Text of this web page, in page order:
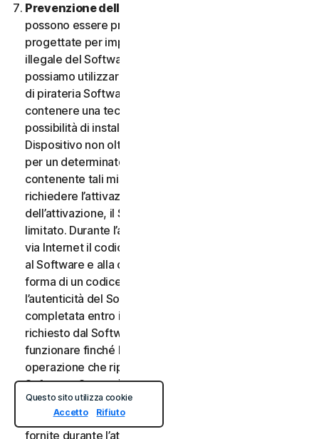
Prevenzione della pirateria software.
possono essere presenti misure tecnologiche
progettate per impedire l’utilizzo senza licenza o
illegale del Software. L’Utente accetta che noi
possiamo utilizzare tali misure per proteggerci da atti
di pirateria Software (ad esempio, il Software può
contenere una tecnologia di applicazione che limita la
possibilità di installare e disinstallare il Software su un
Dispositivo non oltre un determinato numero di volte
per un determinato numero di Dispositivi). Il Software
contenente tali misure tecnologiche potrebbe
richiedere l’attivazione. In tal caso, prima
dell’attivazione, il Software funzionerà per un periodo
limitato. Durante l’attivazione, verrà chiesto di fornire
via Internet il codice di attivazione univoco associato
al Software e alla configurazione del Dispositivo nella
forma di un codice alfanumerico per verificare
l’autenticità del Software. Se l’attivazione non viene
completata entro il periodo di tempo limitato o come
richiesto dal Software, il Software cesserà di
funzionare finché l’attivazione non verrà completata,
operazione che ripristinerà le funzionalità del
Software. Se non è possibile attivare il Software
durante il processo di attivazione, contattare il nostro
Servizio di Supporto Clienti utilizzando le informazioni
fornite durante l’attivazione o dal Provider del
Questo sito utilizza cookie
Accetto
Rifiuto